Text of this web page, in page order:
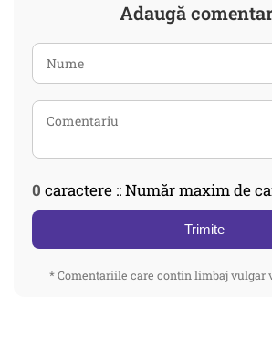
Adaugă
0 caractere :: Număr maxim de
Trimite
* Comentariile care contin limbaj vulgar